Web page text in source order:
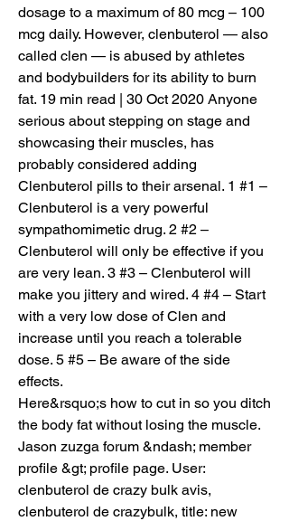
dosage to a maximum of 80 mcg – 100
mcg daily. However, clenbuterol — also
called clen — is abused by athletes
and bodybuilders for its ability to burn
fat. 19 min read | 30 Oct 2020 Anyone
serious about stepping on stage and
showcasing their muscles, has
probably considered adding
Clenbuterol pills to their arsenal. 1 #1 –
Clenbuterol is a very powerful
sympathomimetic drug. 2 #2 –
Clenbuterol will only be effective if you
are very lean. 3 #3 – Clenbuterol will
make you jittery and wired. 4 #4 – Start
with a very low dose of Clen and
increase until you reach a tolerable
dose. 5 #5 – Be aware of the side
effects.
Here&rsquo;s how to cut in so you ditch
the body fat without losing the muscle.
Jason zuzga forum &ndash; member
profile &gt; profile page. User:
clenbuterol de crazy bulk avis,
clenbuterol de crazybulk, title: new